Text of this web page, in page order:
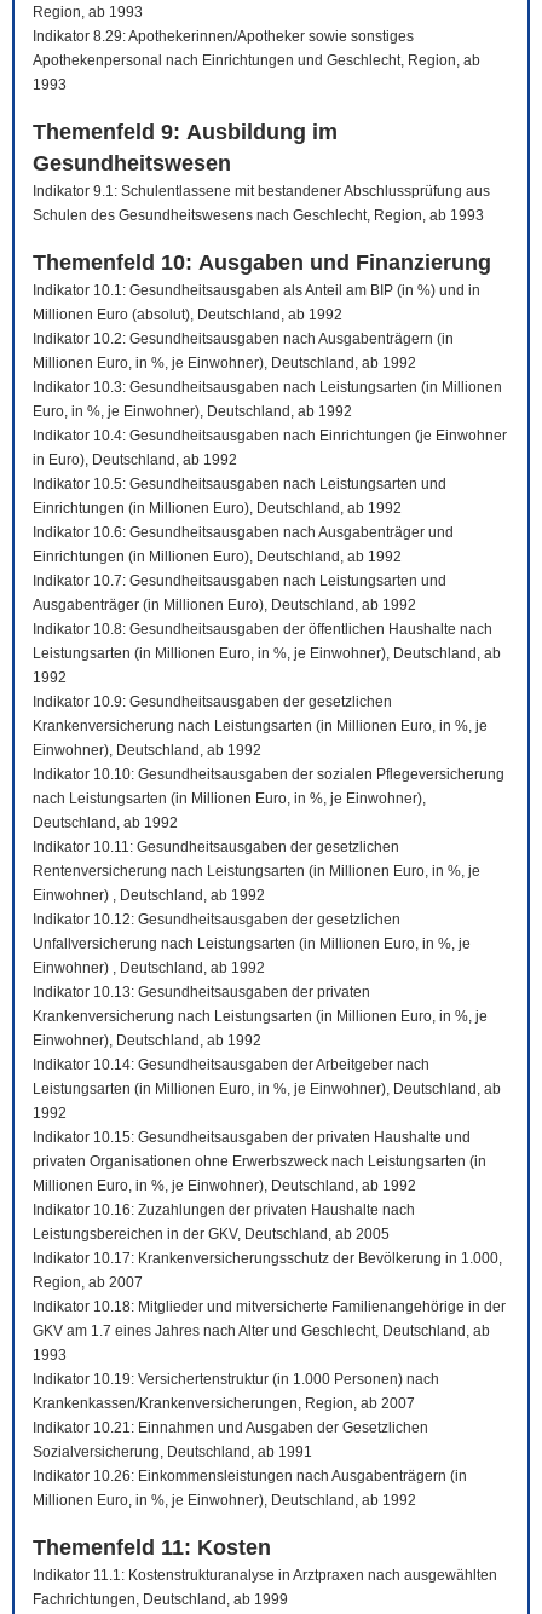
Region, ab 1993
Indikator 8.29: Apothekerinnen/Apotheker sowie sonstiges
Apothekenpersonal nach Einrichtungen und Geschlecht, Region, ab
1993
Themenfeld 9: Ausbildung im
Gesundheitswesen
Indikator 9.1: Schulentlassene mit bestandener Abschlussprüfung aus
Schulen des Gesundheitswesens nach Geschlecht, Region, ab 1993
Themenfeld 10: Ausgaben und Finanzierung
Indikator 10.1: Gesundheitsausgaben als Anteil am BIP (in %) und in
Millionen Euro (absolut), Deutschland, ab 1992
Indikator 10.2: Gesundheitsausgaben nach Ausgabenträgern (in
Millionen Euro, in %, je Einwohner), Deutschland, ab 1992
Indikator 10.3: Gesundheitsausgaben nach Leistungsarten (in Millionen
Euro, in %, je Einwohner), Deutschland, ab 1992
Indikator 10.4: Gesundheitsausgaben nach Einrichtungen (je Einwohner
in Euro), Deutschland, ab 1992
Indikator 10.5: Gesundheitsausgaben nach Leistungsarten und
Einrichtungen (in Millionen Euro), Deutschland, ab 1992
Indikator 10.6: Gesundheitsausgaben nach Ausgabenträger und
Einrichtungen (in Millionen Euro), Deutschland, ab 1992
Indikator 10.7: Gesundheitsausgaben nach Leistungsarten und
Ausgabenträger (in Millionen Euro), Deutschland, ab 1992
Indikator 10.8: Gesundheitsausgaben der öffentlichen Haushalte nach
Leistungsarten (in Millionen Euro, in %, je Einwohner), Deutschland, ab
1992
Indikator 10.9: Gesundheitsausgaben der gesetzlichen
Krankenversicherung nach Leistungsarten (in Millionen Euro, in %, je
Einwohner), Deutschland, ab 1992
Indikator 10.10: Gesundheitsausgaben der sozialen Pflegeversicherung
nach Leistungsarten (in Millionen Euro, in %, je Einwohner),
Deutschland, ab 1992
Indikator 10.11: Gesundheitsausgaben der gesetzlichen
Rentenversicherung nach Leistungsarten (in Millionen Euro, in %, je
Einwohner) , Deutschland, ab 1992
Indikator 10.12: Gesundheitsausgaben der gesetzlichen
Unfallversicherung nach Leistungsarten (in Millionen Euro, in %, je
Einwohner) , Deutschland, ab 1992
Indikator 10.13: Gesundheitsausgaben der privaten
Krankenversicherung nach Leistungsarten (in Millionen Euro, in %, je
Einwohner), Deutschland, ab 1992
Indikator 10.14: Gesundheitsausgaben der Arbeitgeber nach
Leistungsarten (in Millionen Euro, in %, je Einwohner), Deutschland, ab
1992
Indikator 10.15: Gesundheitsausgaben der privaten Haushalte und
privaten Organisationen ohne Erwerbszweck nach Leistungsarten (in
Millionen Euro, in %, je Einwohner), Deutschland, ab 1992
Indikator 10.16: Zuzahlungen der privaten Haushalte nach
Leistungsbereichen in der GKV, Deutschland, ab 2005
Indikator 10.17: Krankenversicherungsschutz der Bevölkerung in 1.000,
Region, ab 2007
Indikator 10.18: Mitglieder und mitversicherte Familienangehörige in der
GKV am 1.7 eines Jahres nach Alter und Geschlecht, Deutschland, ab
1993
Indikator 10.19: Versichertenstruktur (in 1.000 Personen) nach
Krankenkassen/Krankenversicherungen, Region, ab 2007
Indikator 10.21: Einnahmen und Ausgaben der Gesetzlichen
Sozialversicherung, Deutschland, ab 1991
Indikator 10.26: Einkommensleistungen nach Ausgabenträgern (in
Millionen Euro, in %, je Einwohner), Deutschland, ab 1992
Themenfeld 11: Kosten
Indikator 11.1: Kostenstrukturanalyse in Arztpraxen nach ausgewählten
Fachrichtungen, Deutschland, ab 1999